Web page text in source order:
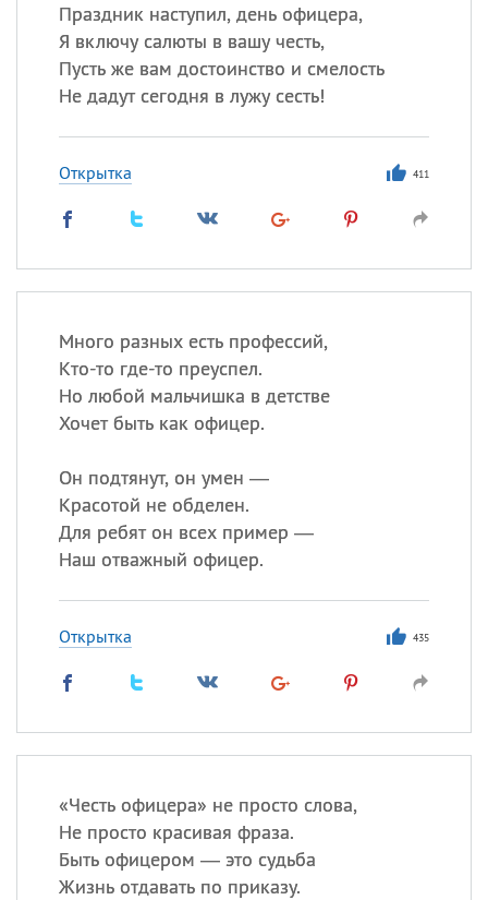
Праздник наступил, день офицера,
Я включу салюты в вашу честь,
Пусть же вам достоинство и смелость
Не дадут сегодня в лужу сесть!
Открытка 411
Много разных есть профессий,
Кто-то где-то преуспел.
Но любой мальчишка в детстве
Хочет быть как офицер.
Он подтянут, он умен —
Красотой не обделен.
Для ребят он всех пример —
Наш отважный офицер.
Открытка 435
«Честь офицера» не просто слова,
Не просто красивая фраза.
Быть офицером — это судьба
Жизнь отдавать по приказу.
ИМЕНА
Сегодня празднуют именины
Алена Анастасия
происхождение